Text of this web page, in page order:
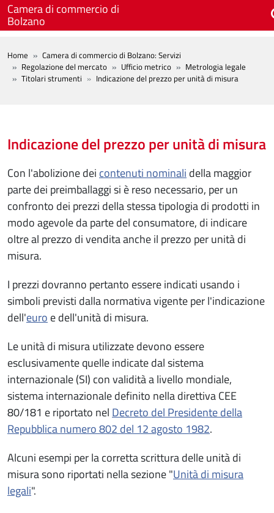
Salta al contenuto principale
Camera di commercio di
Bolzano
BREADCRUMB
Home
Camera di commercio di Bolzano: Servizi
Regolazione del mercato
Ufficio metrico
Metrologia legale
Titolari strumenti
Indicazione del prezzo per unità di misura
Indicazione del prezzo per unità di misura
Con l'abolizione dei contenuti nominali della maggior
parte dei preimballaggi si è reso necessario, per un
confronto dei prezzi della stessa tipologia di prodotti in
modo agevole da parte del consumatore, di indicare
oltre al prezzo di vendita anche il prezzo per unità di
misura.
I prezzi dovranno pertanto essere indicati usando i
simboli previsti dalla normativa vigente per l'indicazione
dell'euro e dell'unità di misura.
Le unità di misura utilizzate devono essere
esclusivamente quelle indicate dal sistema
internazionale (SI) con validità a livello mondiale,
sistema internazionale definito nella direttiva CEE
80/181 e riportato nel Decreto del Presidente della
Repubblica numero 802 del 12 agosto 1982.
Alcuni esempi per la corretta scrittura delle unità di
misura sono riportati nella sezione "Unità di misura
legali".